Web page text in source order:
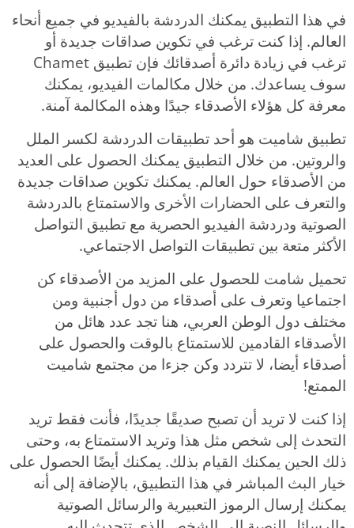
في هذا التطبيق يمكنك الدردشة بالفيديو في جميع أنحاء
العالم. إذا كنت ترغب في تكوين صداقات جديدة أو
ترغب في زيادة دائرة أصدقائك فإن تطبيق Chamet
سوف يساعدك. من خلال مكالمات الفيديو، يمكنك
معرفة كل هؤلاء الأصدقاء جيدًا وهذه المكالمة آمنة.
تطبيق شاميت هو أحد تطبيقات الدردشة لكسر الملل
والروتين. من خلال التطبيق يمكنك الحصول على العديد
من الأصدقاء حول العالم. يمكنك تكوين صداقات جديدة
والتعرف على الحضارات الأخرى والاستمتاع بالدردشة
الصوتية ودردشة الفيديو الحصرية مع تطبيق التواصل
الأكثر متعة بين تطبيقات التواصل الاجتماعي.
تحميل شامت للحصول على المزيد من الأصدقاء كن
اجتماعيا وتعرف على أصدقاء من دول أجنبية ومن
مختلف دول الوطن العربي، هنا تجد عدد هائل من
الأصدقاء القادمين للاستمتاع بالوقت والحصول على
أصدقاء أيضا، لا تتردد وكن جزءا من مجتمع شاميت
الممتع!
إذا كنت لا تريد أن تصبح صديقًا جديدًا، فأنت فقط تريد
التحدث إلى شخص مثل هذا وتريد الاستمتاع به، وحتى
ذلك الحين يمكنك القيام بذلك. يمكنك أيضًا الحصول على
خيار البث المباشر في هذا التطبيق، بالإضافة إلى أنه
يمكنك إرسال الرموز التعبيرية والرسائل الصوتية